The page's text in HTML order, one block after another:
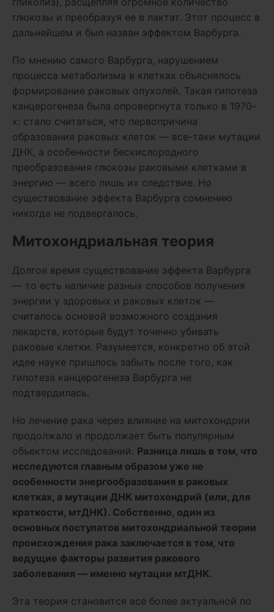
глюкозы и преобразуя ее в лактат. Этот процесс в
дальнейшем и был назван эффектом Варбурга.
По мнению самого Варбурга, нарушением
процесса метаболизма в клетках объяснялось
формирование раковых опухолей. Такая гипотеза
канцерогенеза была опровергнута только в 1970-
х: стало считаться, что первопричина
образования раковых клеток — все-таки мутации
ДНК, а особенности бескислородного
преобразования глюкозы раковыми клетками в
энергию — всего лишь их следствие. Но
существование эффекта Варбурга сомнению
никогда не подвергалось.
Митохондриальная теория
Долгое время существование эффекта Варбурга
— то есть наличие разных способов получения
энергии у здоровых и раковых клеток —
считалось основой возможного создания
лекарств, которые будут точечно убивать
раковые клетки. Разумеется, конкретно об этой
идее науке пришлось забыть после того, как
гипотеза канцерогенеза Варбурга не
подтвердилась.
Но лечение рака через влияние на митохондрии
продолжало и продолжает быть популярным
объектом исследований. Разница лишь в том, что
исследуются главным образом уже не
особенности энергообразования в раковых
клетках, а мутации ДНК митохондрий (или, для
краткости, мтДНК). Собственно, один из
основных постулатов митохондриальной теории
происхождения рака заключается в том, что
ведущие факторы развития ракового
заболевания — именно мутации мтДНК.
Эта теория становится все более актуальной по